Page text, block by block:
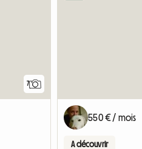
7
550 € / mois
A découvrir